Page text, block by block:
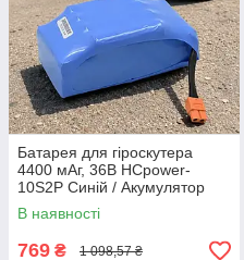
Батарея для гіроскутера
4400 мАг, 36В HCpower-
10S2P Синій / Акумулятор
для електросамоката /
Акумуляторна батарея для
В наявності
769 ₴ 1 098,57 ₴